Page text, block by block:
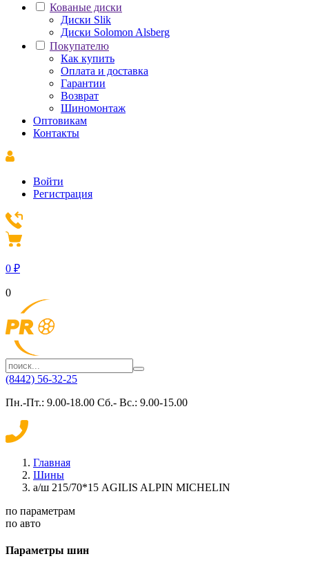
Кованые диски
Диски Slik
Диски Solomon Alsberg
Покупателю
Как купить
Оплата и доставка
Гарантии
Возврат
Шиномонтаж
Оптовикам
Контакты
Войти
Регистрация
0 ₽
0
(8442) 56-32-25
Пн.-Пт.: 9.00-18.00 Сб.- Вс.: 9.00-15.00
Главная
Шины
а/ш 215/70*15 AGILIS ALPIN MICHELIN
по параметрам
по авто
Параметры шин